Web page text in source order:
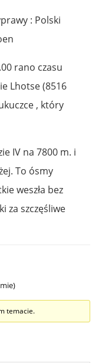
: Polski
rano czasu
Lhotse (8516
, który
IV na 7800 m. i
To ósmy
weszła bez
za szczęśliwe
temacie.